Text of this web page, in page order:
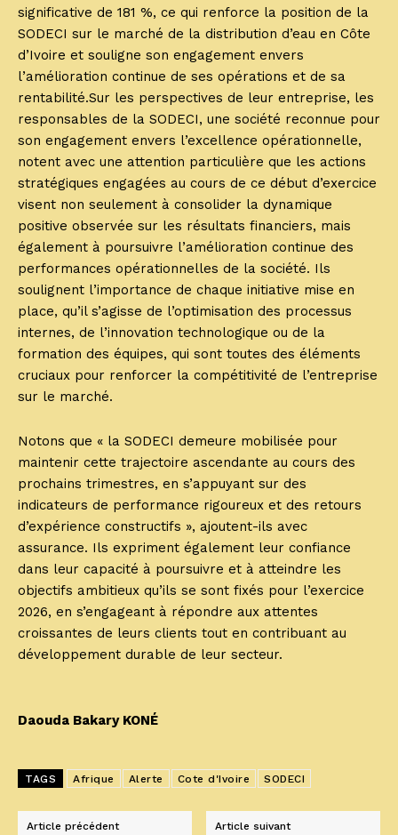
significative de 181 %, ce qui renforce la position de la
SODECI sur le marché de la distribution d’eau en Côte
d’Ivoire et souligne son engagement envers
l’amélioration continue de ses opérations et de sa
rentabilité.Sur les perspectives de leur entreprise, les
responsables de la SODECI, une société reconnue pour
son engagement envers l’excellence opérationnelle,
notent avec une attention particulière que les actions
stratégiques engagées au cours de ce début d’exercice
visent non seulement à consolider la dynamique
positive observée sur les résultats financiers, mais
également à poursuivre l’amélioration continue des
performances opérationnelles de la société. Ils
soulignent l’importance de chaque initiative mise en
place, qu’il s’agisse de l’optimisation des processus
internes, de l’innovation technologique ou de la
formation des équipes, qui sont toutes des éléments
cruciaux pour renforcer la compétitivité de l’entreprise
sur le marché.
Notons que « la SODECI demeure mobilisée pour
maintenir cette trajectoire ascendante au cours des
prochains trimestres, en s’appuyant sur des
indicateurs de performance rigoureux et des retours
d’expérience constructifs », ajoutent-ils avec
assurance. Ils expriment également leur confiance
dans leur capacité à poursuivre et à atteindre les
objectifs ambitieux qu’ils se sont fixés pour l’exercice
2026, en s’engageant à répondre aux attentes
croissantes de leurs clients tout en contribuant au
développement durable de leur secteur.
Daouda Bakary KONÉ
TAGS Afrique Alerte Cote d'Ivoire SODECI
Article précédent Article suivant